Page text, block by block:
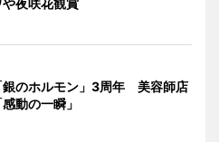
銀のホルモン」3周年 美容師店
動の一瞬」